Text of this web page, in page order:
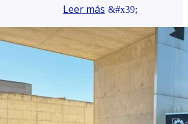
Leer más